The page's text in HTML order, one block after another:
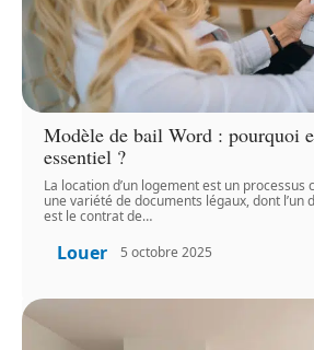
Modèle de bail Word : pourquoi
essentiel ?
La location d’un logement est un processus
une variété de documents légaux, dont l’un
est le contrat de…
Louer 5 octobre 2025